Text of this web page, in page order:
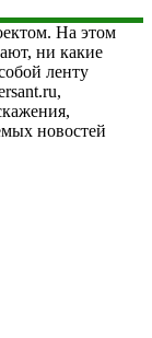
На этом
ни какие
ленту
новостей